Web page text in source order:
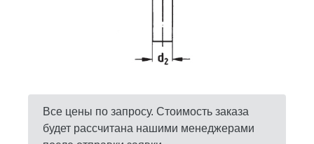
Все цены по запросу. Стоимость заказа
будет рассчитана нашими менеджерами